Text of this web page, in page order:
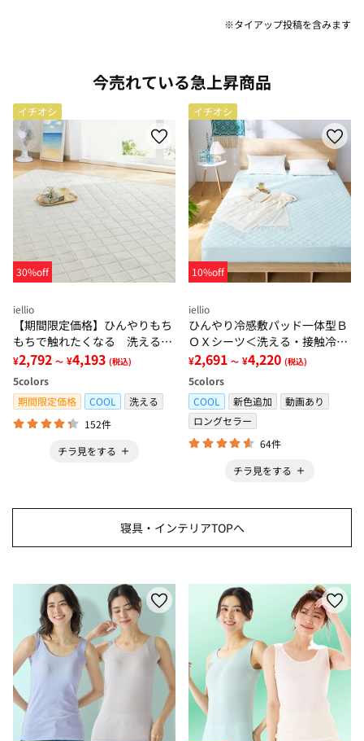
※タイアップ投稿を含みます
今売れている急上昇商品
イチオシ
30%off
iellio
【期間限定価格】ひんやりもち
もちで触れたくなる 洗えるラ
グ＜低反発・滑りにくい・接触
冷感・防ダニ・カーペット＞
¥2,792 ～ ¥4,193 (税込)
5colors
期間限定価格
COOL
洗える
152件
チラ見をする
イチオシ
10%off
iellio
ひんやり冷感敷パッド一体型Ｂ
ＯＸシーツ＜洗える・接触冷
感・抗菌防臭・時短・家事楽・
ボックスシーツ・寝苦しさ対策
＞
¥2,691 ～ ¥4,220 (税込)
5colors
COOL
新色追加
動画あり
ロングセラー
64件
チラ見をする
寝具・インテリアTOPへ